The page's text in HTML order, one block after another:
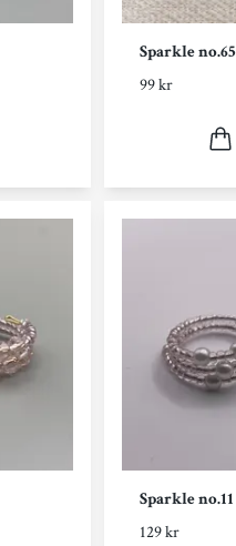
Sparkle no.65
99 kr
Sparkle no.11
129 kr